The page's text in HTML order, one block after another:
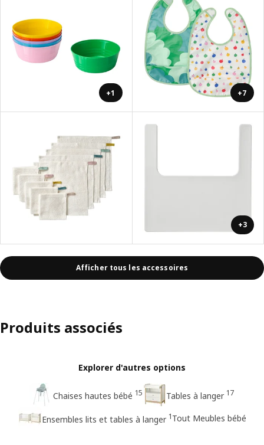
+1 +7
+3
Afficher tous les accessoires
Produits associés
Explorer d'autres options
Chaises hautes bébé 15 Tables à langer 17
Ensembles lits et tables à langer 1Tout Meubles bébé